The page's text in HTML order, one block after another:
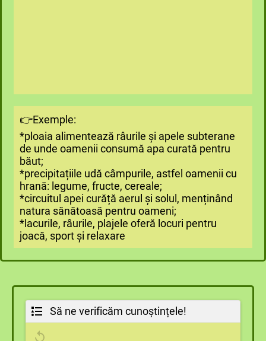
👉Exemple:
*ploaia alimentează râurile și apele subterane
de unde oamenii consumă apa curată pentru
băut;
*precipitațiile udă câmpurile, astfel oamenii cu
hrană: legume, fructe, cereale;
*circuitul apei curăță aerul și solul, menținând
natura sănătoasă pentru oameni;
*lacurile, râurile, plajele oferă locuri pentru
joacă, sport și relaxare
Să ne verificăm cunoștințele!